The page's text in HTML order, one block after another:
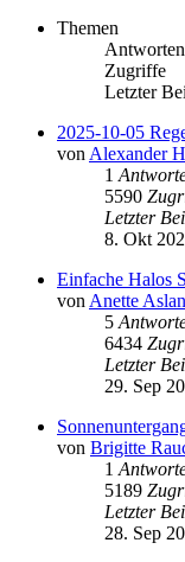
Themen
Antworten
Zugriffe
Letzter
2025-10-05
von Alexander
1
5590
Letzter
8. Okt
Einfache Halos
von Anette Aslan
5
6434
Letzter
29. Sep
von Brigitte
1
5189
Letzter
28. Sep